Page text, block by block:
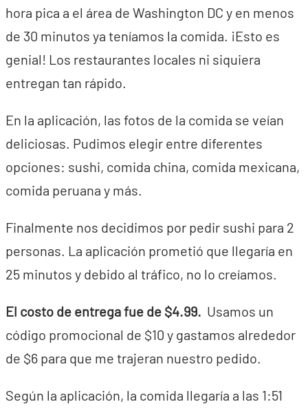
hora pica a el área de Washington DC y en menos
de 30 minutos ya teníamos la comida. ¡Esto es
genial! Los restaurantes locales ni siquiera
entregan tan rápido.
En la aplicación, las fotos de la comida se veían
deliciosas. Pudimos elegir entre diferentes
opciones: sushi, comida china, comida mexicana,
comida peruana y más.
Finalmente nos decidimos por pedir sushi para 2
personas. La aplicación prometió que llegaría en
25 minutos y debido al tráfico, no lo creíamos.
El costo de entrega fue de $4.99. Usamos un
código promocional de $10 y gastamos alrededor
de $6 para que me trajeran nuestro pedido.
Según la aplicación, la comida llegaría a las 1:51